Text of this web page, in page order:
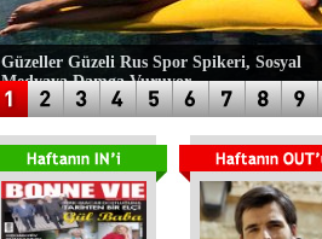
Güzeller Güzeli Rus Spor Spikeri, Sosyal
Medyaya Damga Vuruyor